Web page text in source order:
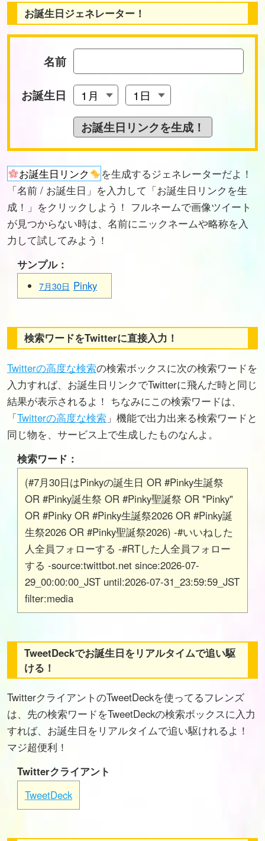
お誕生日ジェネレーター！
名前
お誕生日
お誕生日リンク
を生成するジェネレーターだよ！
「名前 / お誕生日」を入力して「お誕生日リンクを生
成！」をクリックしよう！ フルネームで画像ツイート
が見つからない時は、名前にニックネームや略称を入
力して試してみよう！
サンプル：
7月30日 Pinky
検索ワードをTwitterに直接入力！
Twitterの高度な検索の検索ボックスに次の検索ワードを
入力すれば、お誕生日リンクでTwitterに飛んだ時と同じ
結果が表示されるよ！ ちなみにこの検索ワードは、
「Twitterの高度な検索 」機能で出力出来る検索ワードと
同じ物を、サービス上で生成したものなんよ。
検索ワード：
(#7月30日はPinkyの誕生日 OR #Pinky生誕祭
OR #Pinky誕生祭 OR #Pinky聖誕祭 OR "Pinky"
OR #Pinky OR #Pinky生誕祭2026 OR #Pinky誕
生祭2026 OR #Pinky聖誕祭2026) -#いいねした
人全員フォローする -#RTした人全員フォロー
する -source:twittbot.net since:2026-07-
29_00:00:00_JST until:2026-07-31_23:59:59_JST
filter:media
TweetDeckでお誕生日をリアルタイムで追い駆
ける！
TwitterクライアントのTweetDeckを使ってるフレンズ
は、先の検索ワードをTweetDeckの検索ボックスに入力
すれば、お誕生日をリアルタイムで追い駆けれるよ！
マジ超便利！
Twitterクライアント
TweetDeck